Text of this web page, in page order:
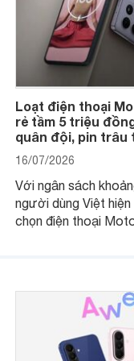
Loạt điện thoại
rẻ tầm 5 triệu
quân đội, pin trâu
16/07/2026
Với ngân sách
người dùng Việt
chọn điện thoại